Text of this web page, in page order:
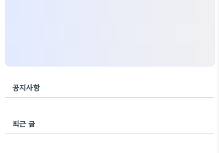
공지사항
최근 글